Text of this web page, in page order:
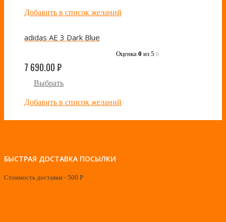
Добавить в список желаний
adidas AE 3 Dark Blue
Оценка 0 из 5 0
7 690.00₽
Выбрать
Добавить в список желаний
БЫСТРАЯ ДОСТАВКА ПОСЫЛКИ
Стоимость доставки - 500 Р